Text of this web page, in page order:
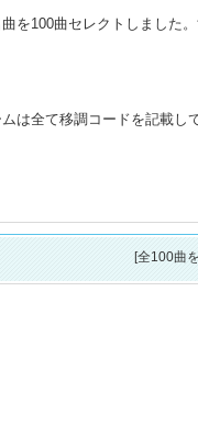
を100曲セレクトしました
は全て移調コードを記載し
[全100曲